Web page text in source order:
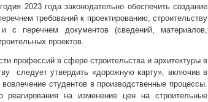
2023 года законодательно обеспечить создание
требований к проектированию, строительству
и с перечнем документов (сведений, материалов,
проектов.
профессий в сфере строительства и архитектуры в
следует утвердить «дорожную карту», включив в
студентов в производственные процессы.
на изменение цен на строительные